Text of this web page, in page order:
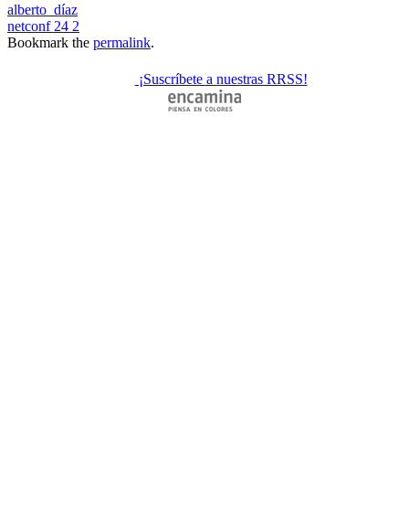
alberto_díaz
netconf 24 2
Bookmark the permalink.
¡Suscríbete a nuestras RRSS!